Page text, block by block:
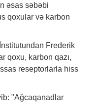
əsas səbəbi
qoxular və karbon
Frederik
qoxu, karbon qazı,
reseptorlarla hiss
"Ağcaqanadlar